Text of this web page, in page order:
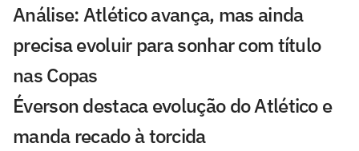
Análise: Atlético avança, mas ainda
precisa evoluir para sonhar com título
nas Copas
Éverson destaca evolução do Atlético e
manda recado à torcida